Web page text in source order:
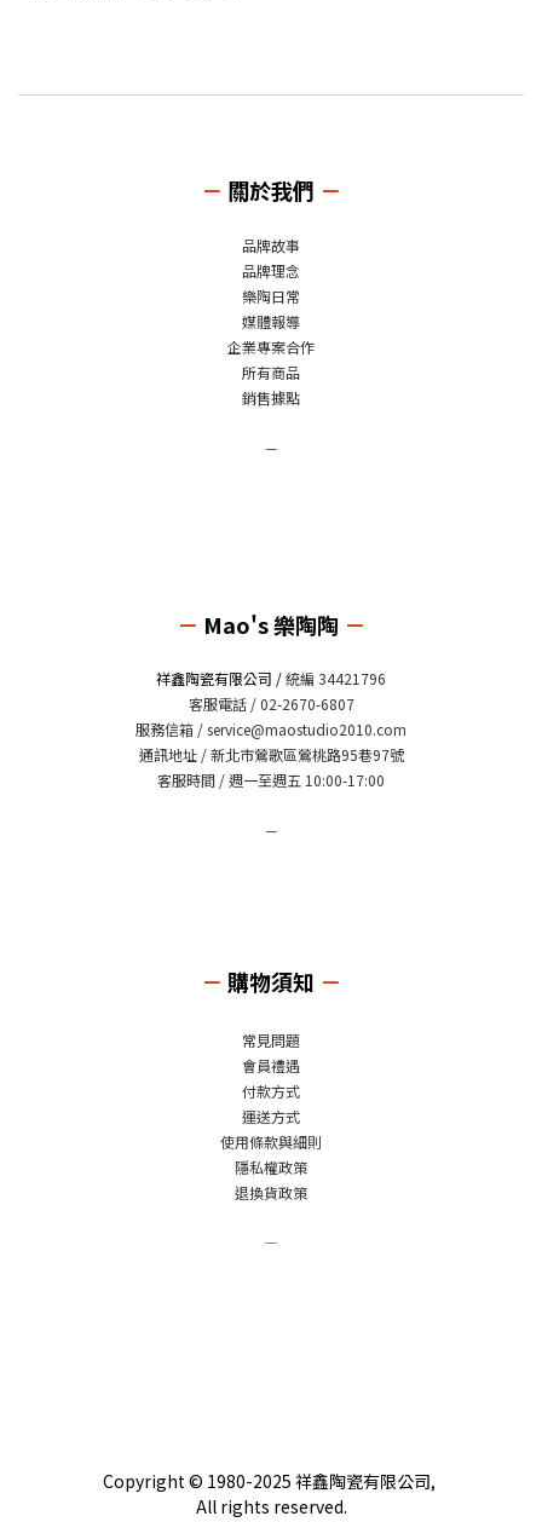
－ 關於我們 －
品牌故事
品牌理念
樂陶日常
媒體報導
企業專案合作
所有商品
銷售據點
－
－ Mao's 樂陶陶 －
祥鑫陶瓷有限公司 /統編 34421796
客服電話 / 02-2670-6807
服務信箱 /service@maostudio2010.com
通訊地址 / 新北市鶯歌區鶯桃路95巷97號
客服時間 / 週一至週五 10:00-17:00
－
－ 購物須知 －
常見問題
會員禮遇
付款方式
運送方式
使用條款與細則
隱私權政策
退換貨政策
－
Copyright © 1980-2025 祥鑫陶瓷有限公司,
All rights reserved.